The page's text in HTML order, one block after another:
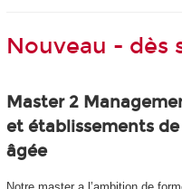
Nouveau - dès
Master 2
et établissements
âgée